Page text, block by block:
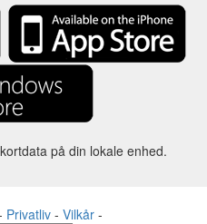
på din lokale enhed.
Privatliv- Vilkår-